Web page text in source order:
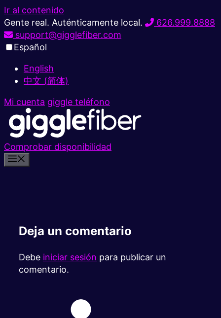
Ir al contenido
Gente real. Auténticamente local.
626.999.8888
support@gigglefiber.com
Español
English
中文 (简体)
Mi cuenta giggle teléfono
Comprobar disponibilidad
Deja un comentario
Debe iniciar sesión para publicar un
comentario.